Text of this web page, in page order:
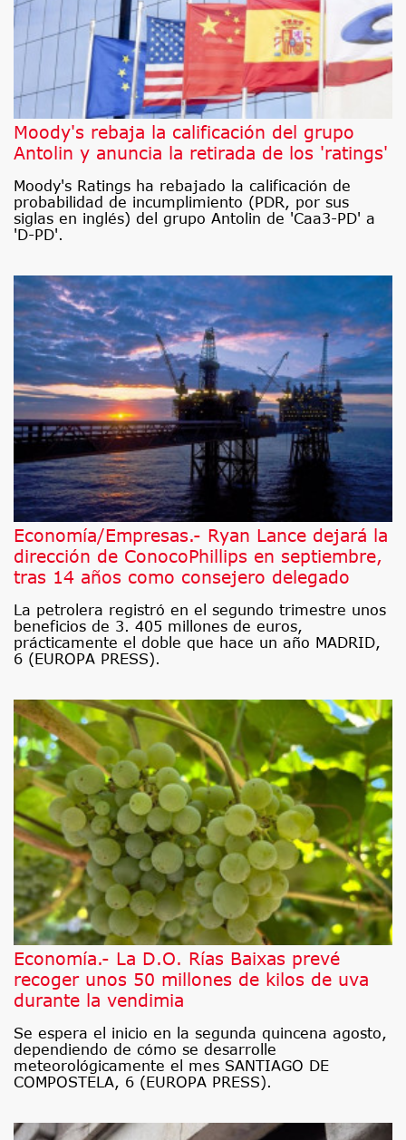
Moody's rebaja la calificación del grupo
Antolin y anuncia la retirada de los 'ratings'
Moody's Ratings ha rebajado la calificación de
probabilidad de incumplimiento (PDR, por sus
siglas en inglés) del grupo Antolin de 'Caa3-PD' a
'D-PD'.
Economía/Empresas.- Ryan Lance dejará la
dirección de ConocoPhillips en septiembre,
tras 14 años como consejero delegado
La petrolera registró en el segundo trimestre unos
beneficios de 3. 405 millones de euros,
prácticamente el doble que hace un año MADRID,
6 (EUROPA PRESS).
Economía.- La D.O. Rías Baixas prevé
recoger unos 50 millones de kilos de uva
durante la vendimia
Se espera el inicio en la segunda quincena agosto,
dependiendo de cómo se desarrolle
meteorológicamente el mes SANTIAGO DE
COMPOSTELA, 6 (EUROPA PRESS).